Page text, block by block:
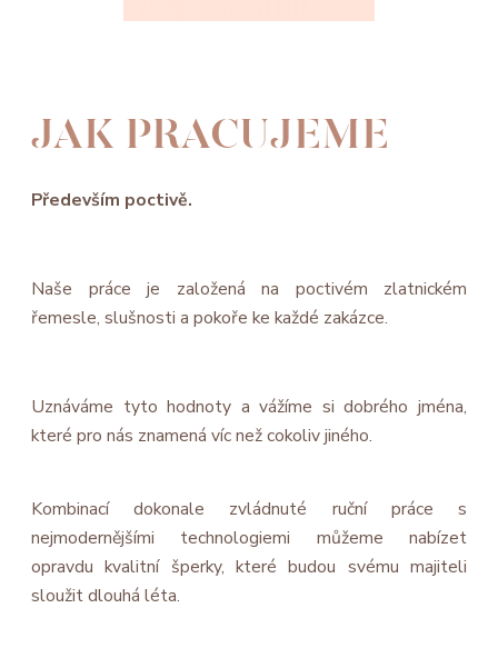
JAK PRACUJEME
Především poctivě.
Naše práce je založená na poctivém zlatnickém
řemesle, slušnosti a pokoře ke každé zakázce.
Uznáváme tyto hodnoty a vážíme si dobrého jména,
které pro nás znamená víc než cokoliv jiného.
Kombinací dokonale zvládnuté ruční práce s
nejmodernějšími technologiemi můžeme nabízet
opravdu kvalitní šperky, které budou svému majiteli
sloužit dlouhá léta.